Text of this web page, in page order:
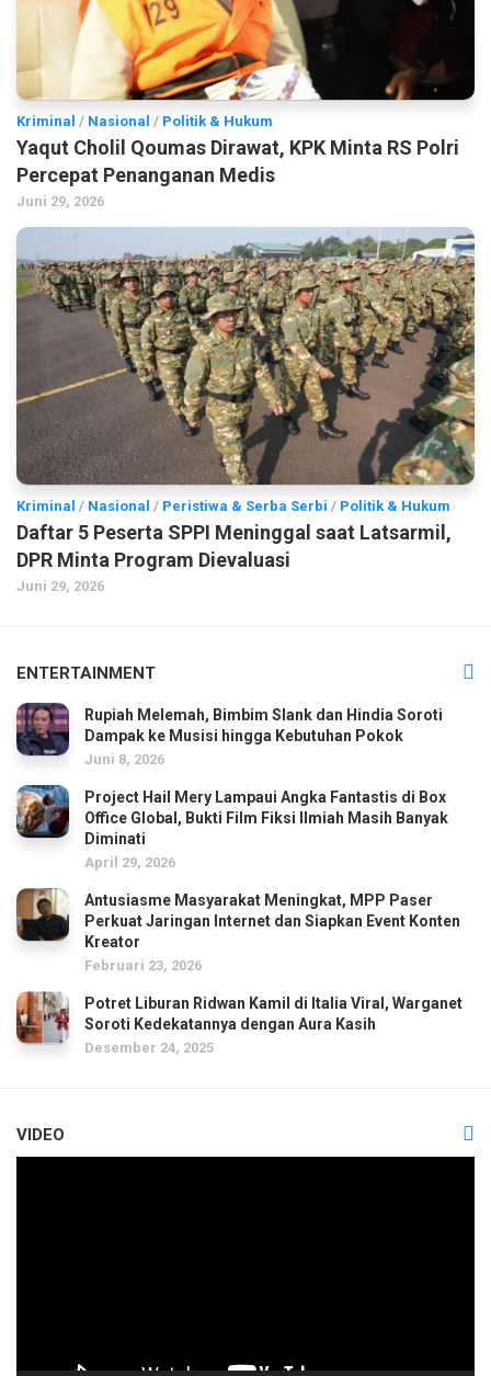
Kriminal / Nasional / Politik & Hukum
Yaqut Cholil Qoumas Dirawat, KPK Minta RS Polri
Percepat Penanganan Medis
Juni 29, 2026
Kriminal / Nasional / Peristiwa & Serba Serbi / Politik & Hukum
Daftar 5 Peserta SPPI Meninggal saat Latsarmil,
DPR Minta Program Dievaluasi
Juni 29, 2026
ENTERTAINMENT
Rupiah Melemah, Bimbim Slank dan Hindia Soroti
Dampak ke Musisi hingga Kebutuhan Pokok
Juni 8, 2026
Project Hail Mery Lampaui Angka Fantastis di Box
Office Global, Bukti Film Fiksi Ilmiah Masih Banyak
Diminati
April 29, 2026
Antusiasme Masyarakat Meningkat, MPP Paser
Perkuat Jaringan Internet dan Siapkan Event Konten
Kreator
Februari 23, 2026
Potret Liburan Ridwan Kamil di Italia Viral, Warganet
Soroti Kedekatannya dengan Aura Kasih
Desember 24, 2025
VIDEO